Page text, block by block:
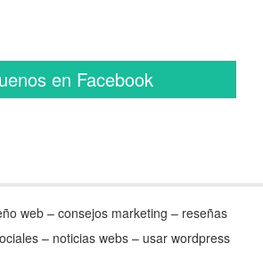
en Facebook
web – consejos marketing – reseñas
– noticias webs – usar wordpress